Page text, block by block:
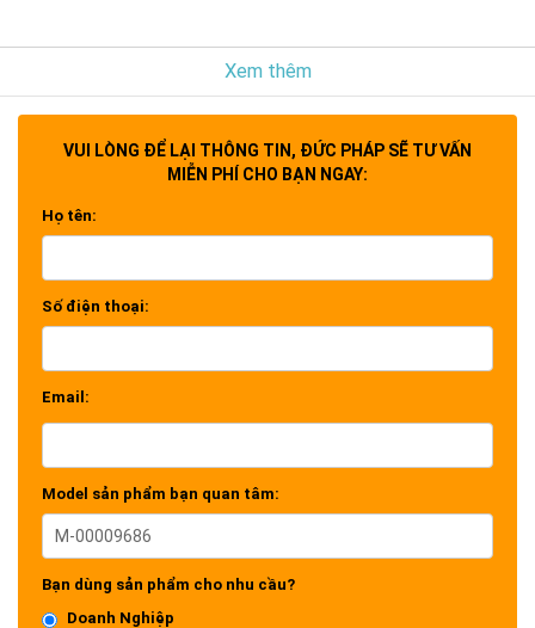
Xem thêm
VUI LÒNG ĐỂ LẠI THÔNG TIN, ĐỨC PHÁP SẼ TƯ VẤN
MIỄN PHÍ CHO BẠN NGAY:
Họ tên:
Số điện thoại:
Email:
Model sản phẩm bạn quan tâm:
Bạn dùng sản phẩm cho nhu cầu?
Doanh Nghiệp